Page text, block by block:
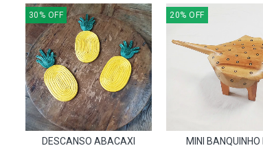
30 % OFF
DESCANSO ABACAXI
20%OFF
MINI BANQUINHO